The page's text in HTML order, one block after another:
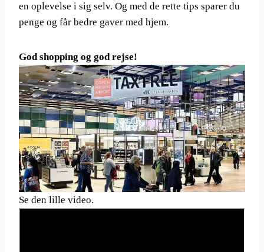
en oplevelse i sig selv. Og med de rette tips sparer du
penge og får bedre gaver med hjem.
God shopping og god rejse!
Se den lille video.